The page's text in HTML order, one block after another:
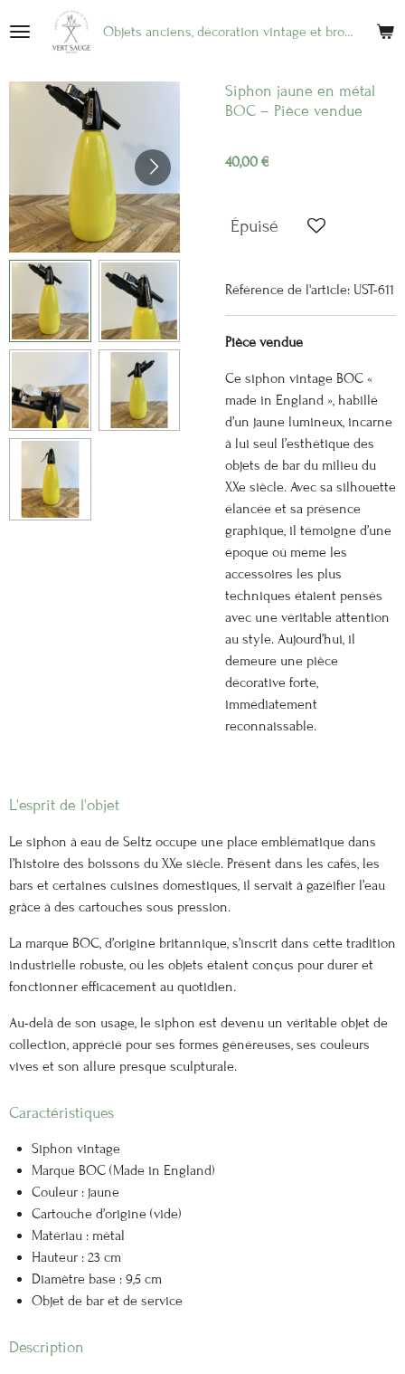
Passer
au
principal
Objets anciens, décoration vintage et brocante en ligne
Siphon jaune en métal
BOC – Pièce vendue
40,00 €
Épuisé
Référence de l'article: UST-611
Pièce vendue
Ce siphon vintage BOC «
made in England », habillé
d’un jaune lumineux, incarne
à lui seul l’esthétique des
objets de bar du milieu du
XXe siècle. Avec sa silhouette
élancée et sa présence
graphique, il témoigne d’une
époque où même les
accessoires les plus
techniques étaient pensés
avec une véritable attention
au style. Aujourd’hui, il
demeure une pièce
décorative forte,
immédiatement
reconnaissable.
L'esprit de l'objet
Le siphon à eau de Seltz occupe une place emblématique dans
l’histoire des boissons du XXe siècle. Présent dans les cafés, les
bars et certaines cuisines domestiques, il servait à gazéifier l’eau
grâce à des cartouches sous pression.
La marque BOC, d’origine britannique, s’inscrit dans cette tradition
industrielle robuste, où les objets étaient conçus pour durer et
fonctionner efficacement au quotidien.
Au-delà de son usage, le siphon est devenu un véritable objet de
collection, apprécié pour ses formes généreuses, ses couleurs
vives et son allure presque sculpturale.
Caractéristiques
Siphon vintage
Marque BOC (Made in England)
Couleur : jaune
Cartouche d’origine (vide)
Matériau : métal
Hauteur : 23 cm
Diamètre base : 9,5 cm
Objet de bar et de service
Description